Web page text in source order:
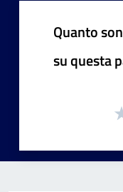
Quanto
su questa